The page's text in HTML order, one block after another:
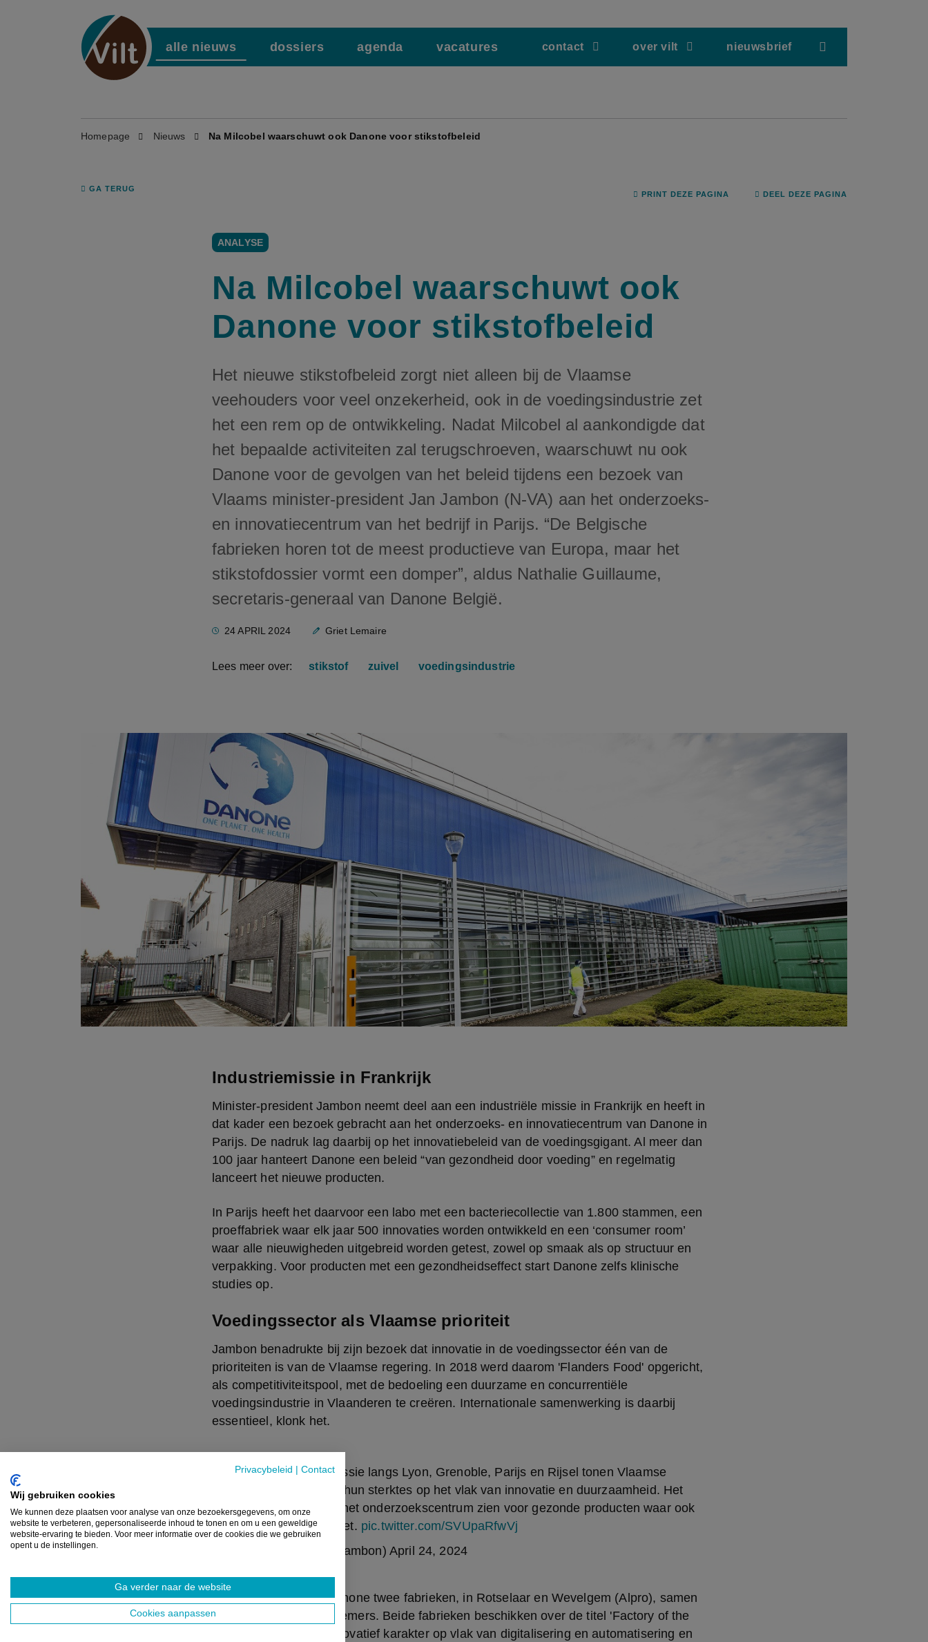
Privacybeleid Contact
Wij gebruiken cookies
We kunnen deze plaatsen voor analyse van onze bezoekersgegevens, om onze
website te verbeteren, gepersonaliseerde inhoud te tonen en om u een geweldige
website-ervaring te bieden. Voor meer informatie over de cookies die we gebruiken
opent u de instellingen.
Ga verder naar de website
Cookies aanpassen
alle nieuws dossiers agenda vacatures contact over vilt nieuwsbrief
Homepage Nieuws Na Milcobel waarschuwt ook Danone voor stikstofbeleid
GA TERUG
PRINT DEZE PAGINA DEEL DEZE PAGINA
ANALYSE
Na Milcobel waarschuwt ook
Danone voor stikstofbeleid
Het nieuwe stikstofbeleid zorgt niet alleen bij de Vlaamse
veehouders voor veel onzekerheid, ook in de voedingsindustrie zet
het een rem op de ontwikkeling. Nadat Milcobel al aankondigde dat
het bepaalde activiteiten zal terugschroeven, waarschuwt nu ook
Danone voor de gevolgen van het beleid tijdens een bezoek van
Vlaams minister-president Jan Jambon (N-VA) aan het onderzoeks-
en innovatiecentrum van het bedrijf in Parijs. “De Belgische
fabrieken horen tot de meest productieve van Europa, maar het
stikstofdossier vormt een domper”, aldus Nathalie Guillaume,
secretaris-generaal van Danone België.
24 APRIL 2024 Griet Lemaire
Lees meer over: stikstof zuivel voedingsindustrie
Industriemissie in Frankrijk
Minister-president Jambon neemt deel aan een industriële missie in Frankrijk en heeft in
dat kader een bezoek gebracht aan het onderzoeks- en innovatiecentrum van Danone in
Parijs. De nadruk lag daarbij op het innovatiebeleid van de voedingsgigant. Al meer dan
100 jaar hanteert Danone een beleid “van gezondheid door voeding” en regelmatig
lanceert het nieuwe producten.
In Parijs heeft het daarvoor een labo met een bacteriecollectie van 1.800 stammen, een
proeffabriek waar elk jaar 500 innovaties worden ontwikkeld en een ‘consumer room’
waar alle nieuwigheden uitgebreid worden getest, zowel op smaak als op structuur en
verpakking. Voor producten met een gezondheidseffect start Danone zelfs klinische
studies op.
Voedingssector als Vlaamse prioriteit
Jambon benadrukte bij zijn bezoek dat innovatie in de voedingssector één van de
prioriteiten is van de Vlaamse regering. In 2018 werd daarom 'Flanders Food' opgericht,
als competitiviteitspool, met de bedoeling een duurzame en concurrentiële
voedingsindustrie in Vlaanderen te creëren. Internationale samenwerking is daarbij
essentieel, klonk het.
Met onze industriële missie langs Lyon, Grenoble, Parijs en Rijsel tonen Vlaamse
bedrijven en federaties hun sterktes op het vlak van innovatie en duurzaamheid. Het
bedrijf Danone liet ons het onderzoekscentrum zien voor gezonde producten waar ook
Lotte Kopecky van geniet. pic.twitter.com/SVUpaRfwVj
— Jan Jambon (@JanJambon) April 24, 2024
In Vlaanderen heeft Danone twee fabrieken, in Rotselaar en Wevelgem (Alpro), samen
goed voor 1.400 werknemers. Beide fabrieken beschikken over de titel 'Factory of the
Future' wegens hun innovatief karakter op vlak van digitalisering en automatisering en